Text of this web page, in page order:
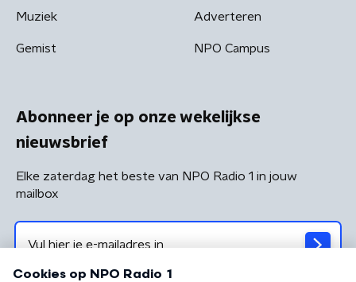
Muziek
Gemist
Adverteren
NPO Campus
Abonneer je op onze wekelijkse
nieuwsbrief
Elke zaterdag het beste van NPO Radio 1 in jouw
mailbox